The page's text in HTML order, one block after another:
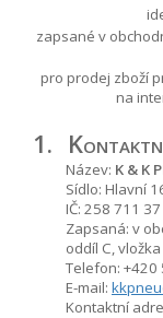
zapsané v
pro prodej zboží
na
1.
Název: K & K
Sídlo: Hlavní
IČ: 258 711
Zapsaná: v
oddíl C,
Telefon: +420
E-mail:
Kontaktní